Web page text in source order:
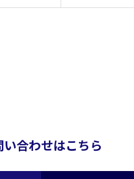
い合わせはこちら